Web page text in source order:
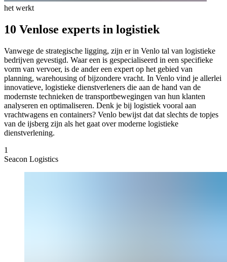
het werkt
10 Venlose experts in logistiek
Vanwege de strategische ligging, zijn er in Venlo tal van logistieke
bedrijven gevestigd. Waar een is gespecialiseerd in een specifieke
vorm van vervoer, is de ander een expert op het gebied van
planning, warehousing of bijzondere vracht. In Venlo vind je allerlei
innovatieve, logistieke dienstverleners die aan de hand van de
modernste technieken de transportbewegingen van hun klanten
analyseren en optimaliseren. Denk je bij logistiek vooral aan
vrachtwagens en containers? Venlo bewijst dat dat slechts de topjes
van de ijsberg zijn als het gaat over moderne logistieke
dienstverlening.
1
Seacon Logistics